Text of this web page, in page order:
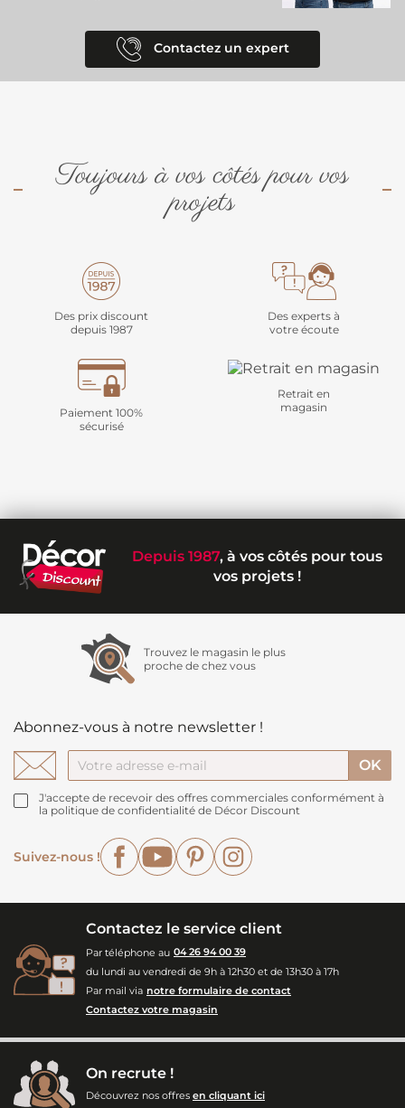
Contactez un expert
Toujours à vos côtés pour vos
projets
Des prix discount
depuis 1987
Des experts à
votre écoute
Paiement 100%
sécurisé
Retrait en
magasin
Depuis 1987, à vos côtés pour tous
vos projets !
Trouvez le magasin le plus
proche de chez vous
Abonnez-vous à notre newsletter !
J'accepte de recevoir des offres commerciales conformément à
la politique de confidentialité de Décor Discount
Suivez-nous !
FacebookYouTubePinterest
Contactez le service client
Par téléphone au 04 26 94 00 39
du lundi au vendredi de 9h à 12h30 et de 13h30 à 17h
Par mail via notre formulaire de contact
Contactez votre magasin
On recrute !
Découvrez nos offres en cliquant ici